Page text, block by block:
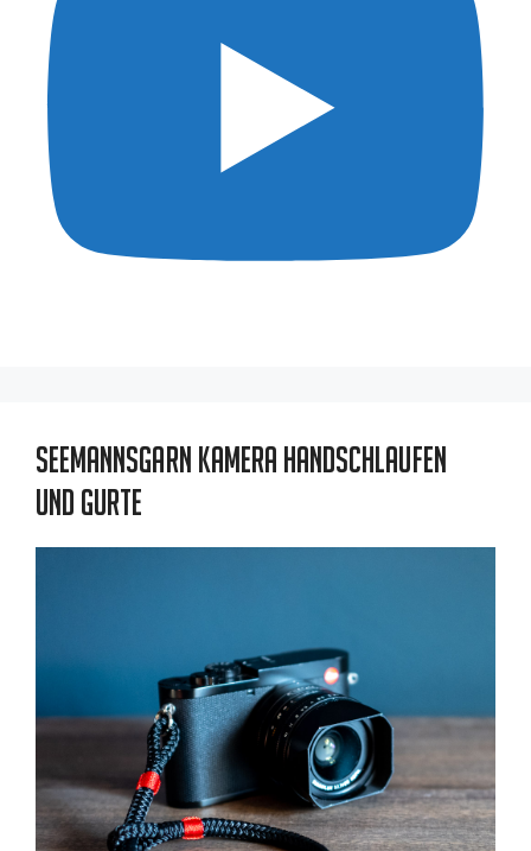
Seemannsgarn Kamera Handschlaufen
und Gurte